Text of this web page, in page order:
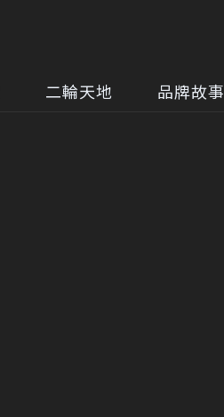
二輪天地 品牌故事